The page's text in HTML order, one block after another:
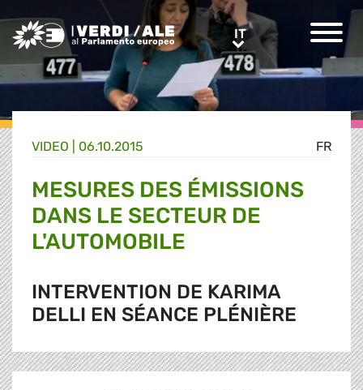
Greens/EFA Home ITIT
FR
VIDEO | 06.10.2015
MESURES DES ÉMISSIONS
DANS LE SECTEUR DE
L'AUTOMOBILE
INTERVENTION DE KARIMA
DELLI EN SÉANCE PLÉNIÈRE